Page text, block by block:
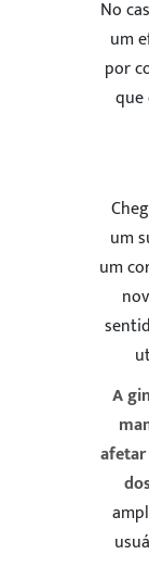
No
um
por
que
um
um
A